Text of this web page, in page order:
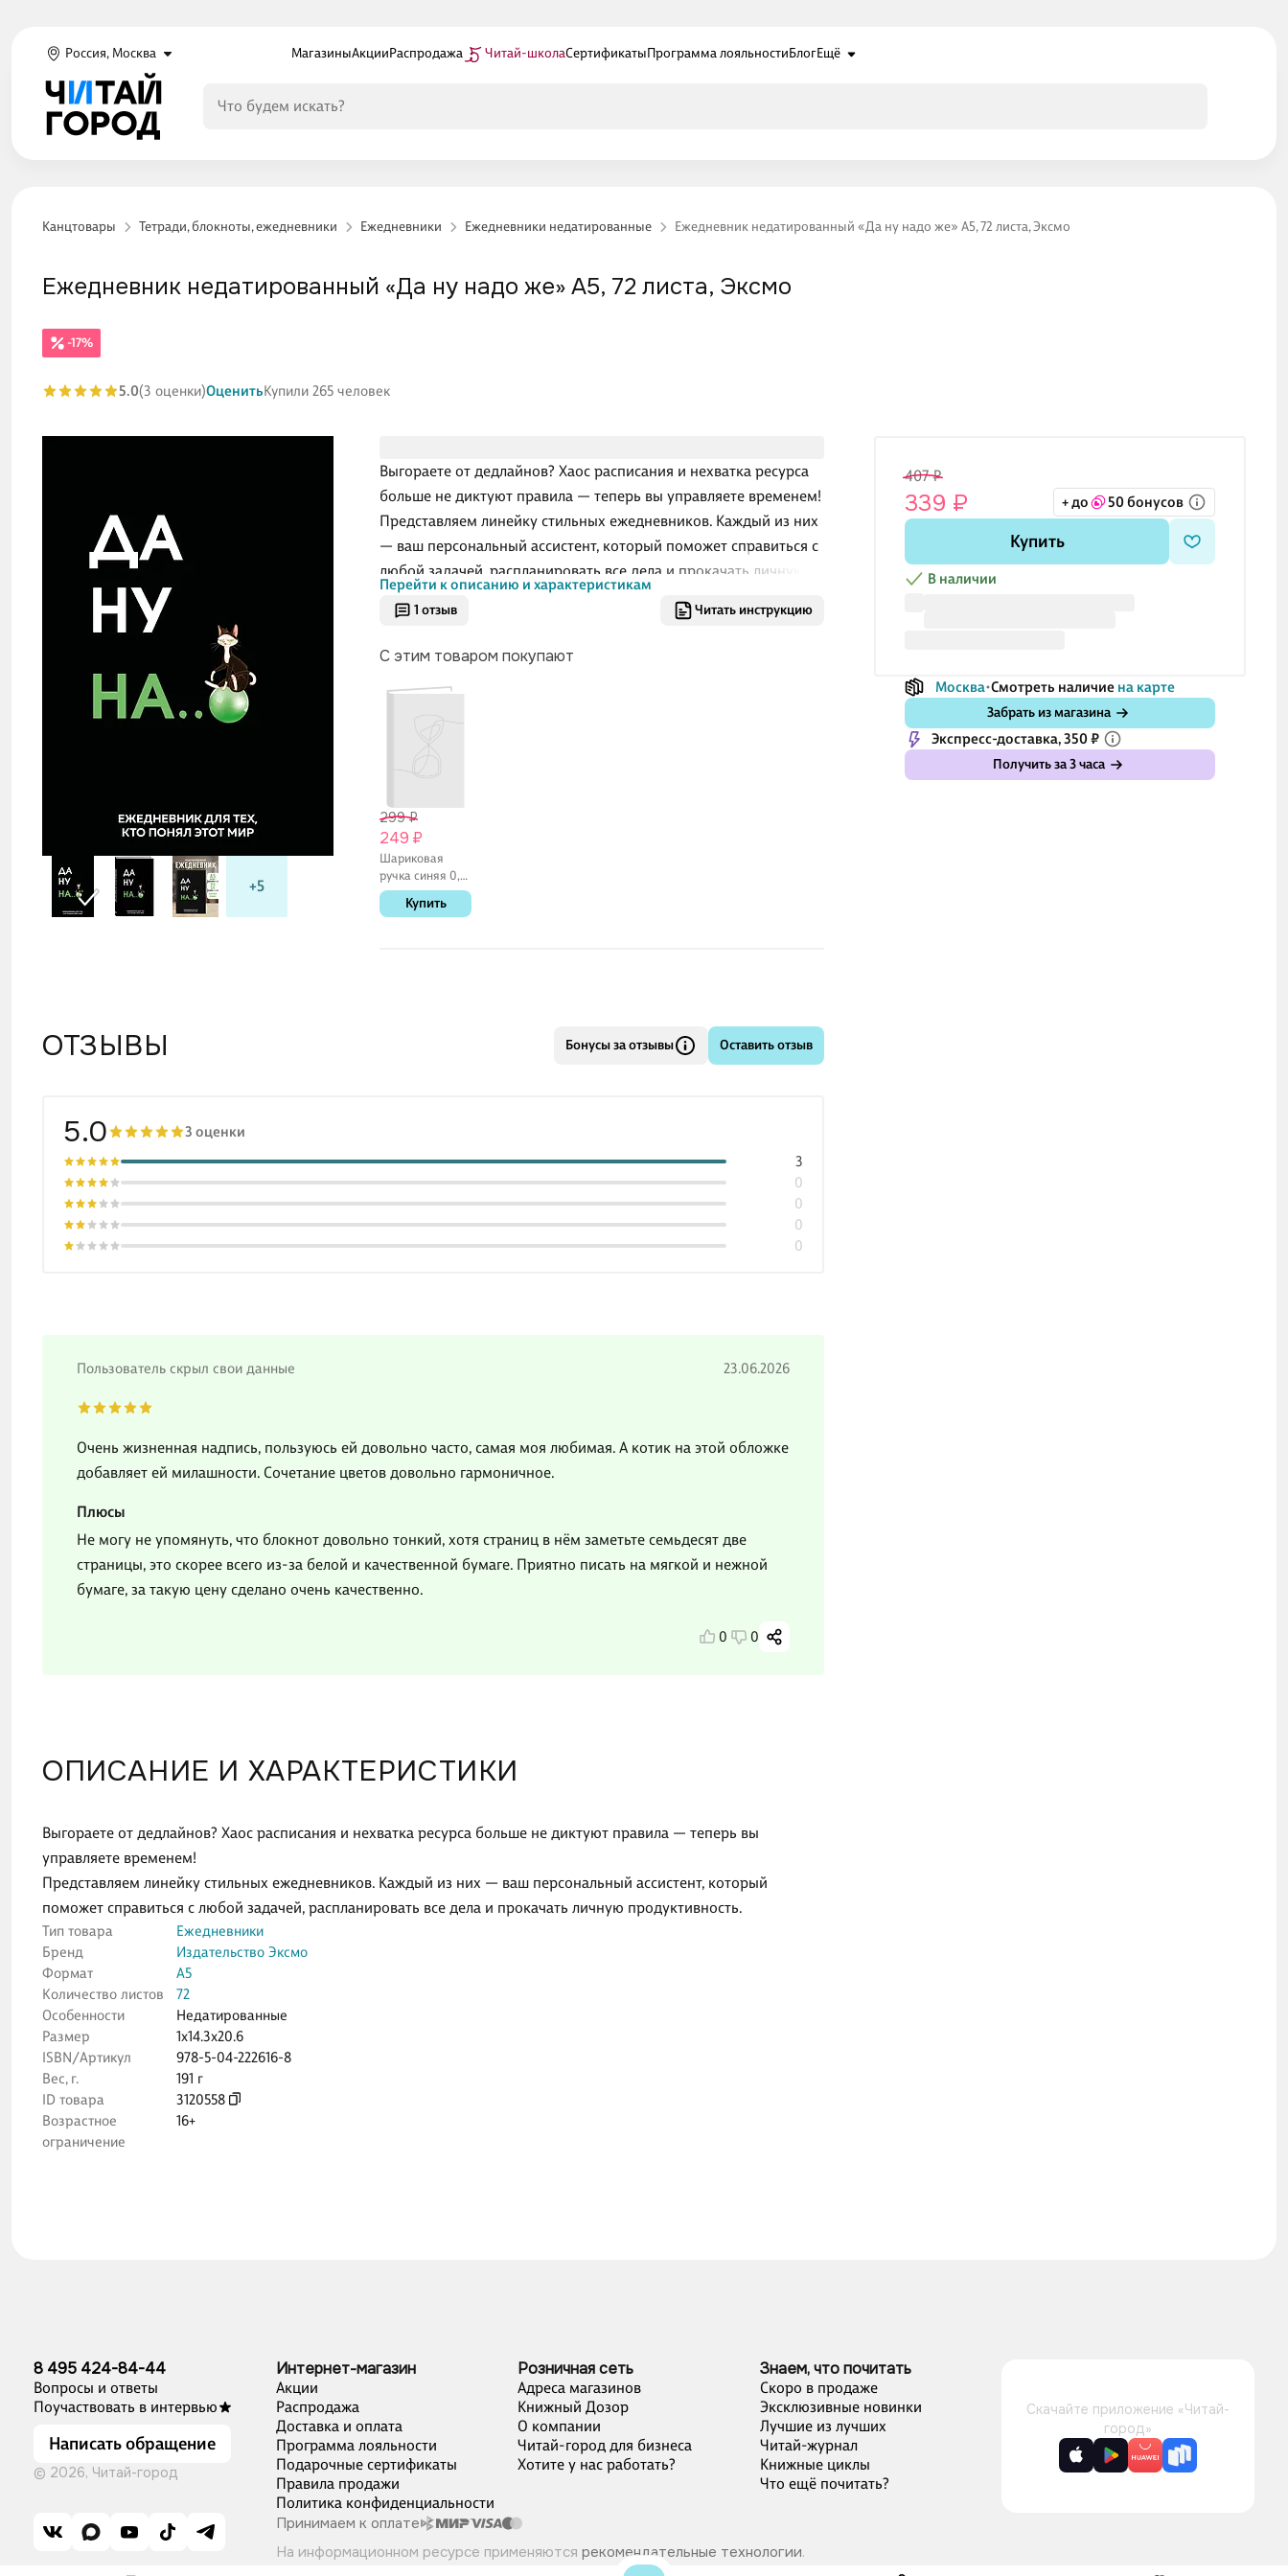
Россия, Москва МагазиныАкцииРаспродажа Читай-школаСертификатыПрограмма лояльностиБлогЕщё
Канцтовары Тетради, блокноты, ежедневники Ежедневники Ежедневники недатированные Ежедневник недатированный «Да ну надо же» А5, 72 листа, Эксмо
+5
1 отзыв Читать инструкцию
Выгораете от дедлайнов? Хаос расписания и нехватка ресурса
больше не диктуют правила — теперь вы управляете временем!
Представляем линейку стильных ежедневников. Каждый из них
— ваш персональный ассистент, который поможет справиться с
любой задачей, распланировать все дела и прокачать личную
продуктивность.
Перейти к описанию и характеристикам
С этим товаром покупают
299 ₽
249 ₽
Шариковая
ручка синяя 0,7
мм, Severe,
Erich Krause
Купить
-17%
Ежедневник недатированный «Да ну надо же» А5, 72 листа, Эксмо
5.0(3 оценки)ОценитьКупили 265 человек
407 ₽
339 ₽ + до 50 бонусов
Купить
В наличии
Москва Смотреть наличие на карте
Забрать из магазина
Экспресс-доставка, 350 ₽
Получить за 3 часа
ОПИСАНИЕ И ХАРАКТЕРИСТИКИ
Выгораете от дедлайнов? Хаос расписания и нехватка ресурса больше не диктуют правила — теперь вы
управляете временем!
Представляем линейку стильных ежедневников. Каждый из них — ваш персональный ассистент, который
поможет справиться с любой задачей, распланировать все дела и прокачать личную продуктивность.
Тип товара
Ежедневники
Бренд
Издательство Эксмо
Формат
А5
Количество листов
72
Особенности
Недатированные
Размер
1x14.3x20.6
ISBN/Артикул
978-5-04-222616-8
Вес, г.
191 г
ID товара
3120558
Возрастное
ограничение
16+
ОТЗЫВЫ Бонусы за отзывы Оставить отзыв
5.0 3 оценки
0
0
0
0
3
Пользователь скрыл свои данные 23.06.2026
Очень жизненная надпись, пользуюсь ей довольно часто, самая моя любимая. А котик на этой обложке
добавляет ей милашности. Сочетание цветов довольно гармоничное.
Плюсы
Не могу не упомянуть, что блокнот довольно тонкий, хотя страниц в нём заметьте семьдесят две
страницы, это скорее всего из-за белой и качественной бумаге. Приятно писать на мягкой и нежной
бумаге, за такую цену сделано очень качественно.
0 0
8 495 424-84-44
Вопросы и ответы
Поучаствовать в интервью
Написать обращение
© 2026, Читай-город
Интернет-магазин
Акции
Распродажа
Доставка и оплата
Программа лояльности
Подарочные сертификаты
Правила продажи
Политика конфиденциальности
Розничная сеть
Адреса магазинов
Книжный Дозор
О компании
Читай-город для бизнеса
Хотите у нас работать?
Знаем, что почитать
Скоро в продаже
Эксклюзивные новинки
Лучшие из лучших
Читай-журнал
Книжные циклы
Что ещё почитать?
Принимаем к оплате
На информационном ресурсе применяются рекомендательные технологии.
Скачайте приложение «Читай-
город»